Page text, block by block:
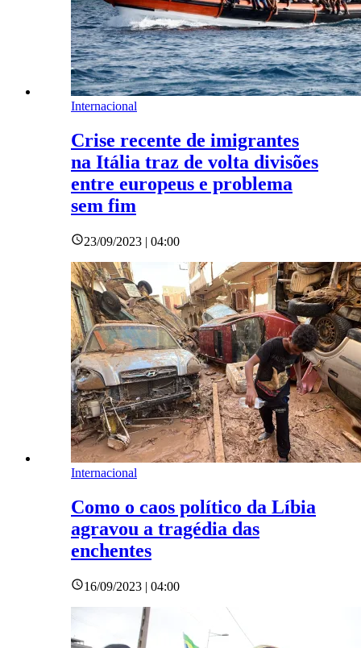
Internacional
Crise recente de imigrantes
na Itália traz de volta divisões
entre europeus e problema
sem fim
23/09/2023 | 04:00
Internacional
Como o caos político da Líbia
agravou a tragédia das
enchentes
16/09/2023 | 04:00